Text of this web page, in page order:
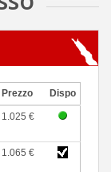
Prezzo Dispo
1.025 €
1.065 €